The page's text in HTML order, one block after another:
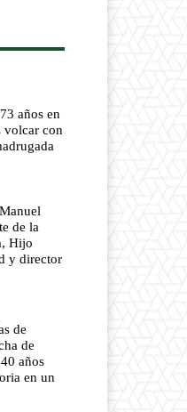
años en
volcar con
de la
Hijo
y director
de
de
años
en un